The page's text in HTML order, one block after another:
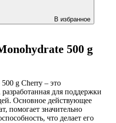
В избранное
500 g
g Cherry – это
для поддержки
Основное действующее
помогает значительно
что делает его